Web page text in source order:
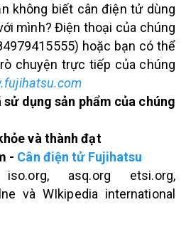
không biết cân điện tử dùng
mình? Điện thoại của chúng
hoặc bạn có thể
chuyện trực tiếp của chúng
dụng sản phẩm của chúng
và thành đạt
- Cân điện tử Fujihatsu
asq.org etsi.org,
và WIkipedia international